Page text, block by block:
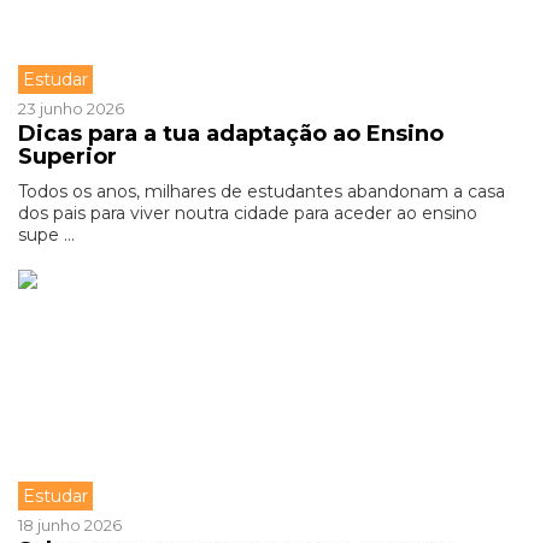
Estudar
23 junho 2026
Dicas para a tua adaptação ao Ensino
Superior
Todos os anos, milhares de estudantes abandonam a casa
dos pais para viver noutra cidade para aceder ao ensino
supe ...
Estudar
18 junho 2026